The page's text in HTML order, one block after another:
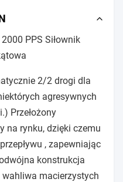
PPS Siłownik
2/2 drogi dla
agresywnych
Przełożony
na rynku, dzięki czemu
, zapewniając
konstrukcja
macierzystych